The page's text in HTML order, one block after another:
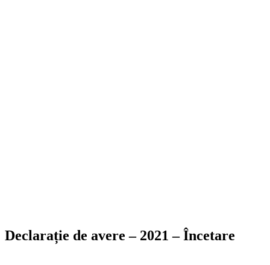
Declarație de avere – 2021 – Încetare